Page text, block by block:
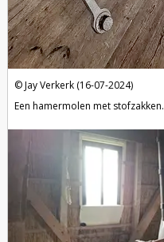
Jay Verkerk (16-07-2024)
Een hamermolen met stofzakken.